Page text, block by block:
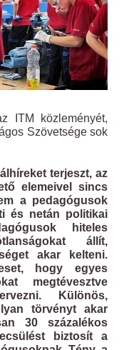
ITM közleményét,
Szövetsége sok
terjeszt, az
elemeivel sincs
a pedagógusok
és netán politikai
hiteles
állít,
akar kelteni.
hogy egyes
megtévesztve
Különös,
törvényt akar
30 százalékos
biztosít a